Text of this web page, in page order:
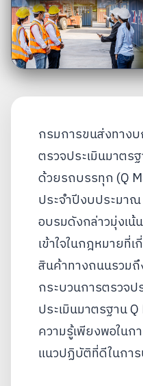
กรมการขนส่งทาง
ตรวจประเมินมาต
ด้วยรถบรรทุก (Q
ประจำปีงบประมา
อบรมดังกล่าวมุ่งเน้
เข้าใจในกฎหมายที่
สินค้าทางถนนรวม
กระบวนการตรวจป
ประเมินมาตรฐาน
ความรู้เพียงพอในก
แนวปฏิบัติที่ดีในกา